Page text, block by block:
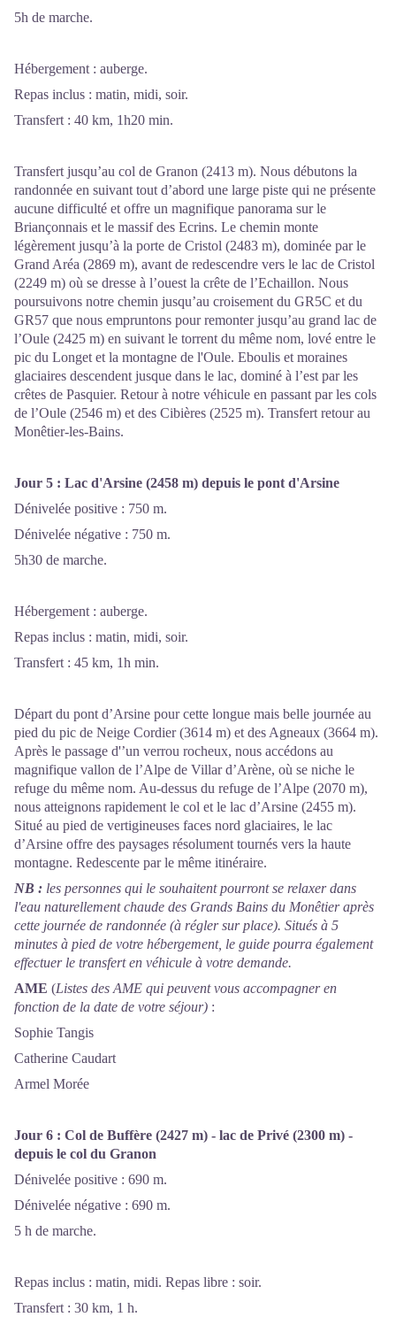
5h de marche.
Hébergement : auberge.
Repas inclus : matin, midi, soir.
Transfert : 40 km, 1h20 min.
Transfert jusqu’au col de Granon (2413 m). Nous débutons la
randonnée en suivant tout d’abord une large piste qui ne présente
aucune difficulté et offre un magnifique panorama sur le
Briançonnais et le massif des Ecrins. Le chemin monte
légèrement jusqu’à la porte de Cristol (2483 m), dominée par le
Grand Aréa (2869 m), avant de redescendre vers le lac de Cristol
(2249 m) où se dresse à l’ouest la crête de l’Echaillon. Nous
poursuivons notre chemin jusqu’au croisement du GR5C et du
GR57 que nous empruntons pour remonter jusqu’au grand lac de
l’Oule (2425 m) en suivant le torrent du même nom, lové entre le
pic du Longet et la montagne de l'Oule. Eboulis et moraines
glaciaires descendent jusque dans le lac, dominé à l’est par les
crêtes de Pasquier. Retour à notre véhicule en passant par les cols
de l’Oule (2546 m) et des Cibières (2525 m). Transfert retour au
Monêtier-les-Bains.
Jour 5 : Lac d'Arsine (2458 m) depuis le pont d'Arsine
Dénivelée positive : 750 m.
Dénivelée négative : 750 m.
5h30 de marche.
Hébergement : auberge.
Repas inclus : matin, midi, soir.
Transfert : 45 km, 1h min.
Départ du pont d’Arsine pour cette longue mais belle journée au
pied du pic de Neige Cordier (3614 m) et des Agneaux (3664 m).
Après le passage d'’un verrou rocheux, nous accédons au
magnifique vallon de l’Alpe de Villar d’Arène, où se niche le
refuge du même nom. Au-dessus du refuge de l’Alpe (2070 m),
nous atteignons rapidement le col et le lac d’Arsine (2455 m).
Situé au pied de vertigineuses faces nord glaciaires, le lac
d’Arsine offre des paysages résolument tournés vers la haute
montagne. Redescente par le même itinéraire.
NB : les personnes qui le souhaitent pourront se relaxer dans
l'eau naturellement chaude des Grands Bains du Monêtier après
cette journée de randonnée (à régler sur place). Situés à 5
minutes à pied de votre hébergement, le guide pourra également
effectuer le transfert en véhicule à votre demande.
AME (Listes des AME qui peuvent vous accompagner en
fonction de la date de votre séjour) :
Sophie Tangis
Catherine Caudart
Armel Morée
Jour 6 : Col de Buffère (2427 m) - lac de Privé (2300 m) -
depuis le col du Granon
Dénivelée positive : 690 m.
Dénivelée négative : 690 m.
5 h de marche.
Repas inclus : matin, midi. Repas libre : soir.
Transfert : 30 km, 1 h.